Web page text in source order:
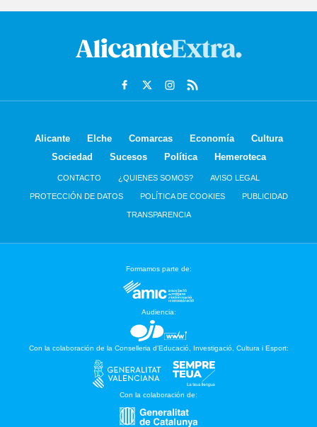
Alicante Elche Comarcas Economía
Cultura
Sociedad
Sucesos Política Hemeroteca
CONTACTO ¿QUIENES SOMOS? AVISO LEGAL
PROTECCIÓN DE DATOS POLÍTICA DE COOKIES PUBLICIDAD
TRANSPARENCIA
Formamos parte de:
Audiencia:
Con la colaboración de la Conselleria d’Educació, Investigació, Cultura i Esport:
Con la colaboración de: